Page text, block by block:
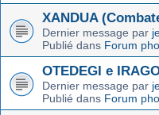
XANDUA
Dernier message par
Publié dans Forum
OTEDEGI e
Dernier message par
Publié dans Forum